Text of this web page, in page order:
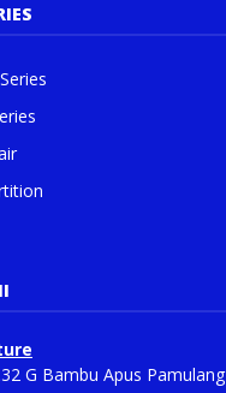
G Bambu Apus Pamulang